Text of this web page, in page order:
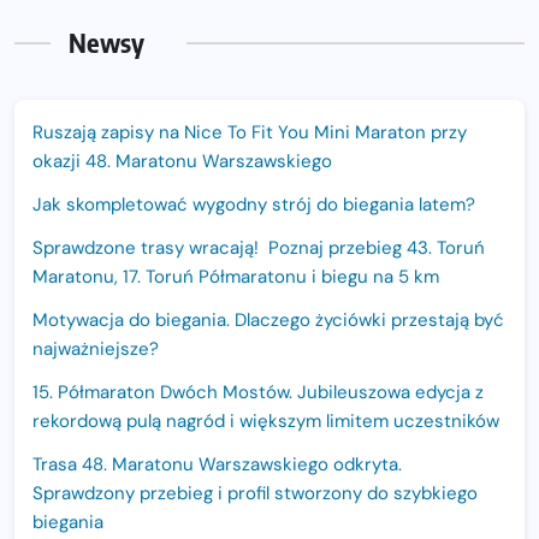
Newsy
Ruszają zapisy na Nice To Fit You Mini Maraton przy
okazji 48. Maratonu Warszawskiego
Jak skompletować wygodny strój do biegania latem?
Sprawdzone trasy wracają! Poznaj przebieg 43. Toruń
Maratonu, 17. Toruń Półmaratonu i biegu na 5 km
Motywacja do biegania. Dlaczego życiówki przestają być
najważniejsze?
15. Półmaraton Dwóch Mostów. Jubileuszowa edycja z
rekordową pulą nagród i większym limitem uczestników
Trasa 48. Maratonu Warszawskiego odkryta.
Sprawdzony przebieg i profil stworzony do szybkiego
biegania